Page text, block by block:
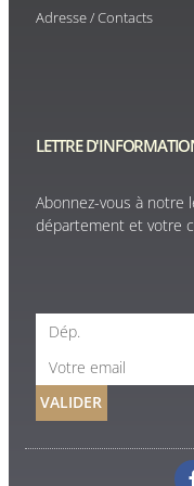
Adresse / Contacts
LETTRE
Abonnez-vous à notre
département et votre
VALIDER